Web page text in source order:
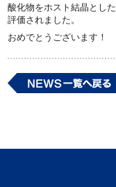
酸化物をホスト結晶とし
評価されました。
おめでとうございます！